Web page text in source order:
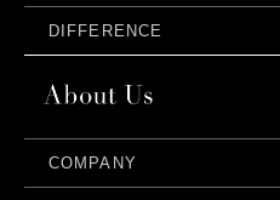
DIFFERENCE
COMPANY